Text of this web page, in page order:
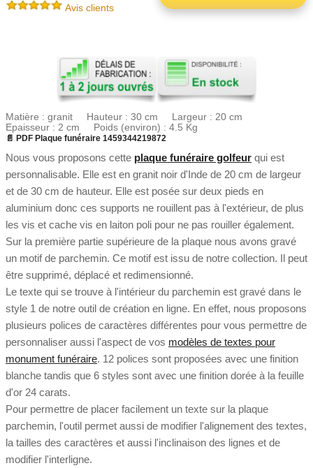
Avis clients
Matière : granit Hauteur : 30 cm Largeur : 20 cm
Epaisseur : 2 cm Poids (environ) : 4.5 Kg
📄 PDF Plaque funéraire 1459344219872
Nous vous proposons cette plaque funéraire golfeur qui est
personnalisable. Elle est en granit noir d'Inde de 20 cm de largeur
et de 30 cm de hauteur. Elle est posée sur deux pieds en
aluminium donc ces supports ne rouillent pas à l'extérieur, de plus
les vis et cache vis en laiton poli pour ne pas rouiller également.
Sur la première partie supérieure de la plaque nous avons gravé
un motif de parchemin. Ce motif est issu de notre collection. Il peut
être supprimé, déplacé et redimensionné.
Le texte qui se trouve à l'intérieur du parchemin est gravé dans le
style 1 de notre outil de création en ligne. En effet, nous proposons
plusieurs polices de caractères différentes pour vous permettre de
personnaliser aussi l'aspect de vos modèles de textes pour
monument funéraire. 12 polices sont proposées avec une finition
blanche tandis que 6 styles sont avec une finition dorée à la feuille
d'or 24 carats.
Pour permettre de placer facilement un texte sur la plaque
parchemin, l'outil permet aussi de modifier l'alignement des textes,
la tailles des caractères et aussi l'inclinaison des lignes et de
modifier l'interligne.